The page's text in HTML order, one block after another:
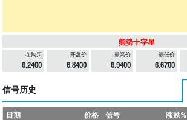
熊势十字星
在购买
6.2400
开盘价
6.8400
最高价
6.9400
最低价
6.6700
信号历史
日期 价格 信号 涨跌%